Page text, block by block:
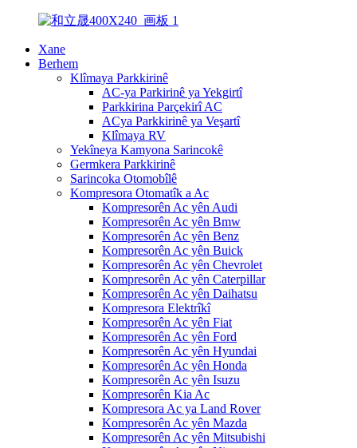
Xane
Berhem
Klîmaya Parkkirinê
AC-ya Parkirinê ya Yekgirtî
Parkkirina Parçekirî AC
ACya Parkkirinê ya Veşartî
Klîmaya RV
Yekîneya Kamyona Sarincokê
Germkera Parkkirinê
Sarincoka Otomobîlê
Kompresora Otomatîk a Ac
Kompresorên Ac yên Audi
Kompresorên Ac yên Bmw
Kompresorên Ac yên Benz
Kompresorên Ac yên Buick
Kompresorên Ac yên Chevrolet
Kompresorên Ac yên Caterpillar
Kompresorên Ac yên Daihatsu
Kompresora Elektrîkî
Kompresorên Ac yên Fiat
Kompresorên Ac yên Ford
Kompresorên Ac yên Hyundai
Kompresorên Ac yên Honda
Kompresorên Ac yên Isuzu
Kompresorên Kia Ac
Kompresora Ac ya Land Rover
Kompresorên Ac yên Mazda
Kompresorên Ac yên Mitsubishi